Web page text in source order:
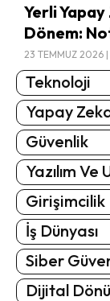
Yerli
Dönem:
23 TEMMUZ 2026 |
Teknoloji
Yapay
Güvenlik
Yazılım
Girişimcilik
İş Dünyası
Siber
Dijital